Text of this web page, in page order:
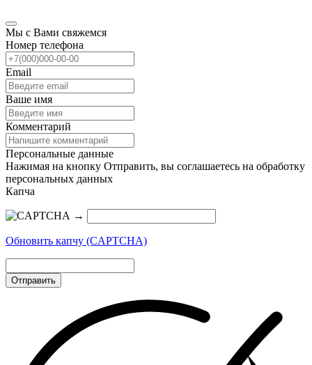
Мы с Вами свяжемся
Номер телефона
Email
Ваше имя
Комментарий
Персональные данные
Нажимая на кнопку Отправить, вы соглашаетесь на обработку
персональных данных
Капча
→
Обновить капчу (CAPTCHA)
Отправить